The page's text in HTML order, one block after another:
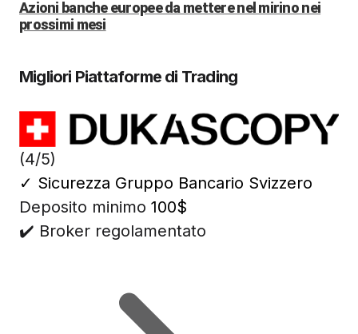
Azioni banche europee da mettere nel mirino nei
prossimi mesi
Migliori Piattaforme di Trading
(4/5)
✓ Sicurezza Gruppo Bancario Svizzero
Deposito minimo 100$
✔️ Broker regolamentato